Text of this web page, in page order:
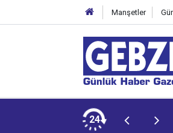
Manşetler
24
yardımcısı göreve başladı